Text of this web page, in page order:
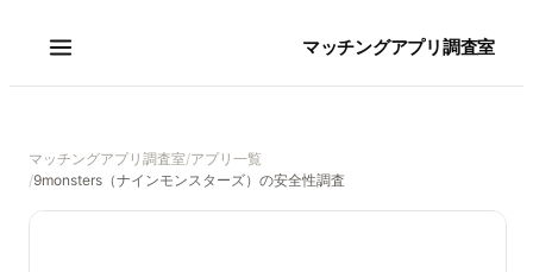
マッチングアプリ調査室
マッチングアプリ調査室/アプリ一覧
/9monsters（ナインモンスターズ）の安全性調査